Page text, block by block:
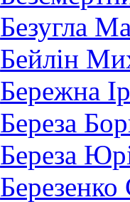
Безугла
Бейлін
Бережна
Береза
Береза
Березенко